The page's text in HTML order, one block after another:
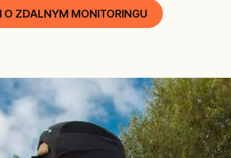
ZDALNYM MONITORINGU